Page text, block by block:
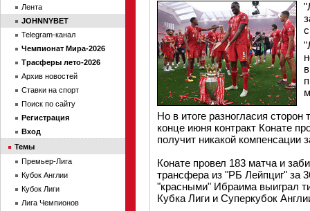
Но в итоге разногласия
конце июня контракт Конате
получит никакой компенсации
Конате провел 183 матча и
трансфера из "РБ Лейпциг" за
"красными" Ибраима выиграл
Кубка Лиги и Суперкубок
Лента
JOHNNYBET
Telegram-канал
Чемпионат Мира-2026
Трасферы лето-2026
Архив новостей
Ставки на спорт
Поиск по сайту
Регистрация
Вход
Темы
Премьер-Лига
Кубок Англии
Кубок Лиги
Лига Чемпионов